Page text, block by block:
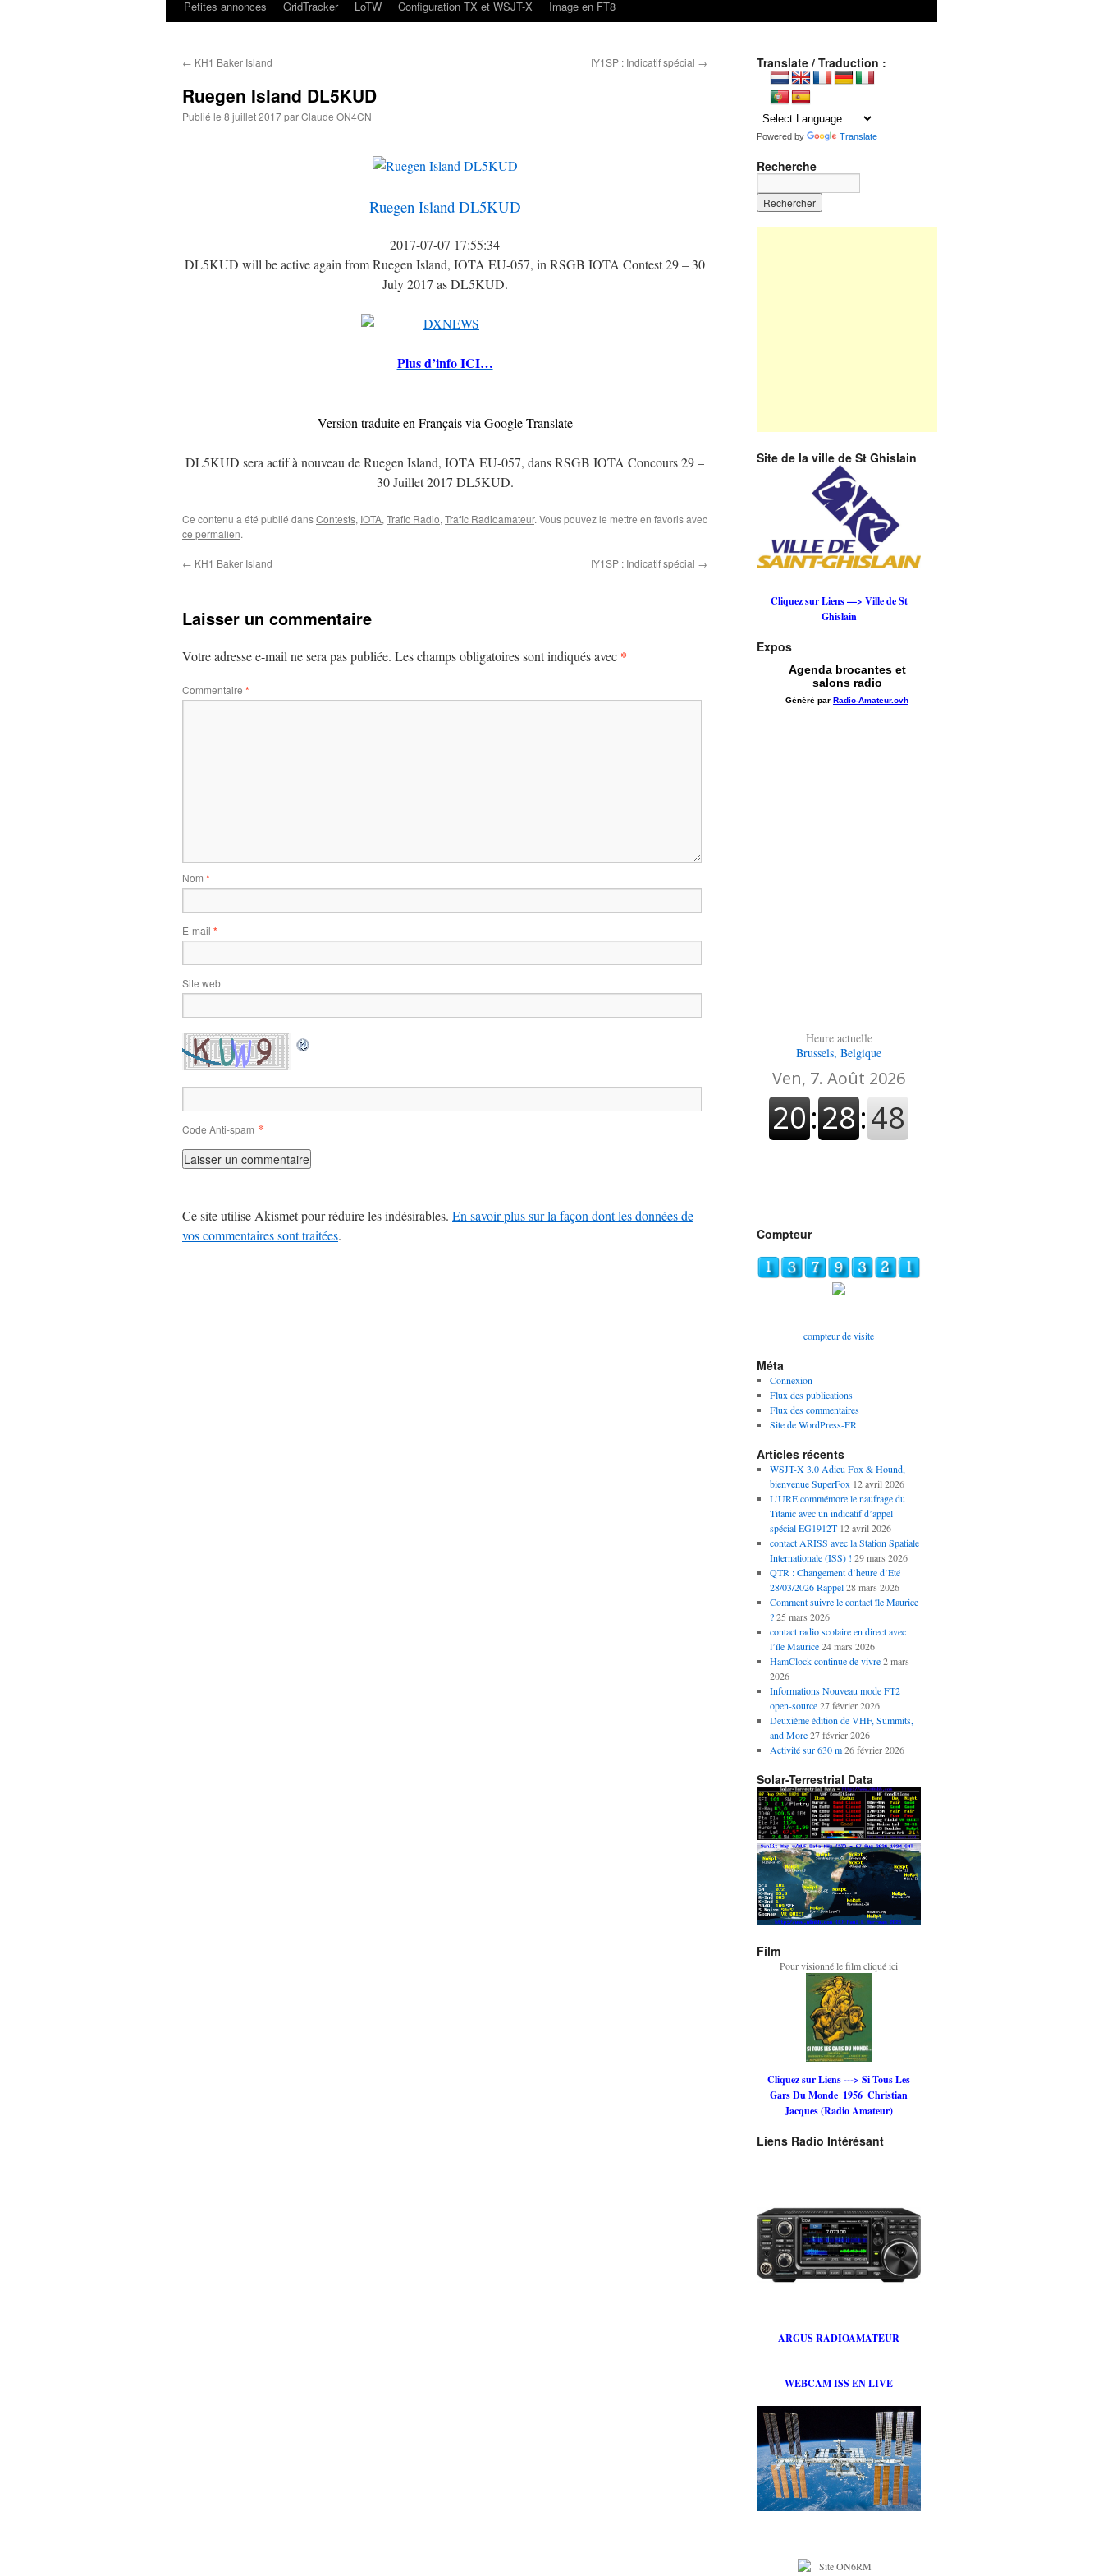
Petites annonces
GridTracker LoTW Configuration TX et WSJT-X Image en FT8
← KH1 Baker Island IY1SP : Indicatif spécial →
Ruegen Island DL5KUD
Publié le 8 juillet 2017parClaude ON4CN
Ruegen Island DL5KUD
2017-07-07 17:55:34
DL5KUD will be active again from Ruegen Island, IOTA EU-057, in RSGB IOTA Contest 29 – 30
July 2017 as DL5KUD.
Plus d’info ICI…
Version traduite en Français via Google Translate
DL5KUD sera actif à nouveau de Ruegen Island, IOTA EU-057, dans RSGB IOTA Concours 29 –
30 Juillet 2017 DL5KUD.
Ce contenu a été publié dansContests, IOTA, Trafic Radio, Trafic Radioamateur. Vous pouvez le mettre en favoris avec
ce permalien.
← KH1 Baker Island IY1SP : Indicatif spécial →
Laisser un commentaire
Votre adresse e-mail ne sera pas publiée. Les champs obligatoires sont indiqués avec *
Commentaire *
Nom *
E-mail *
Site web
Code Anti-spam *
Ce site utilise Akismet pour réduire les indésirables. En savoir plus sur la façon dont les données de
vos commentaires sont traitées.
Translate / Traduction :
Powered by Translate
Recherche
Site de la ville de St Ghislain
Cliquez sur Liens —> Ville de St
Ghislain
Expos
Heure actuelle
Brussels, Belgique
Compteur
compteur de visite
Méta
Connexion
Flux des publications
Flux des commentaires
Site de WordPress-FR
Articles récents
WSJT-X 3.0 Adieu Fox & Hound,
bienvenue SuperFox 12 avril 2026
L’URE commémore le naufrage du
Titanic avec un indicatif d’appel
spécial EG1912T 12 avril 2026
contact ARISS avec la Station Spatiale
Internationale (ISS) ! 29 mars 2026
QTR : Changement d’heure d’Eté
28/03/2026 Rappel 28 mars 2026
Comment suivre le contact île Maurice
? 25 mars 2026
contact radio scolaire en direct avec
l’île Maurice 24 mars 2026
HamClock continue de vivre 2 mars
2026
Informations Nouveau mode FT2
open-source 27 février 2026
Deuxième édition de VHF, Summits,
and More 27 février 2026
Activité sur 630 m 26 février 2026
Solar-Terrestrial Data
Film
Pour visionné le film cliqué ici
Cliquez sur Liens ---> Si Tous Les
Gars Du Monde_1956_Christian
Jacques (Radio Amateur)
Liens Radio Intérésant
ARGUS RADIOAMATEUR
WEBCAM ISS EN LIVE